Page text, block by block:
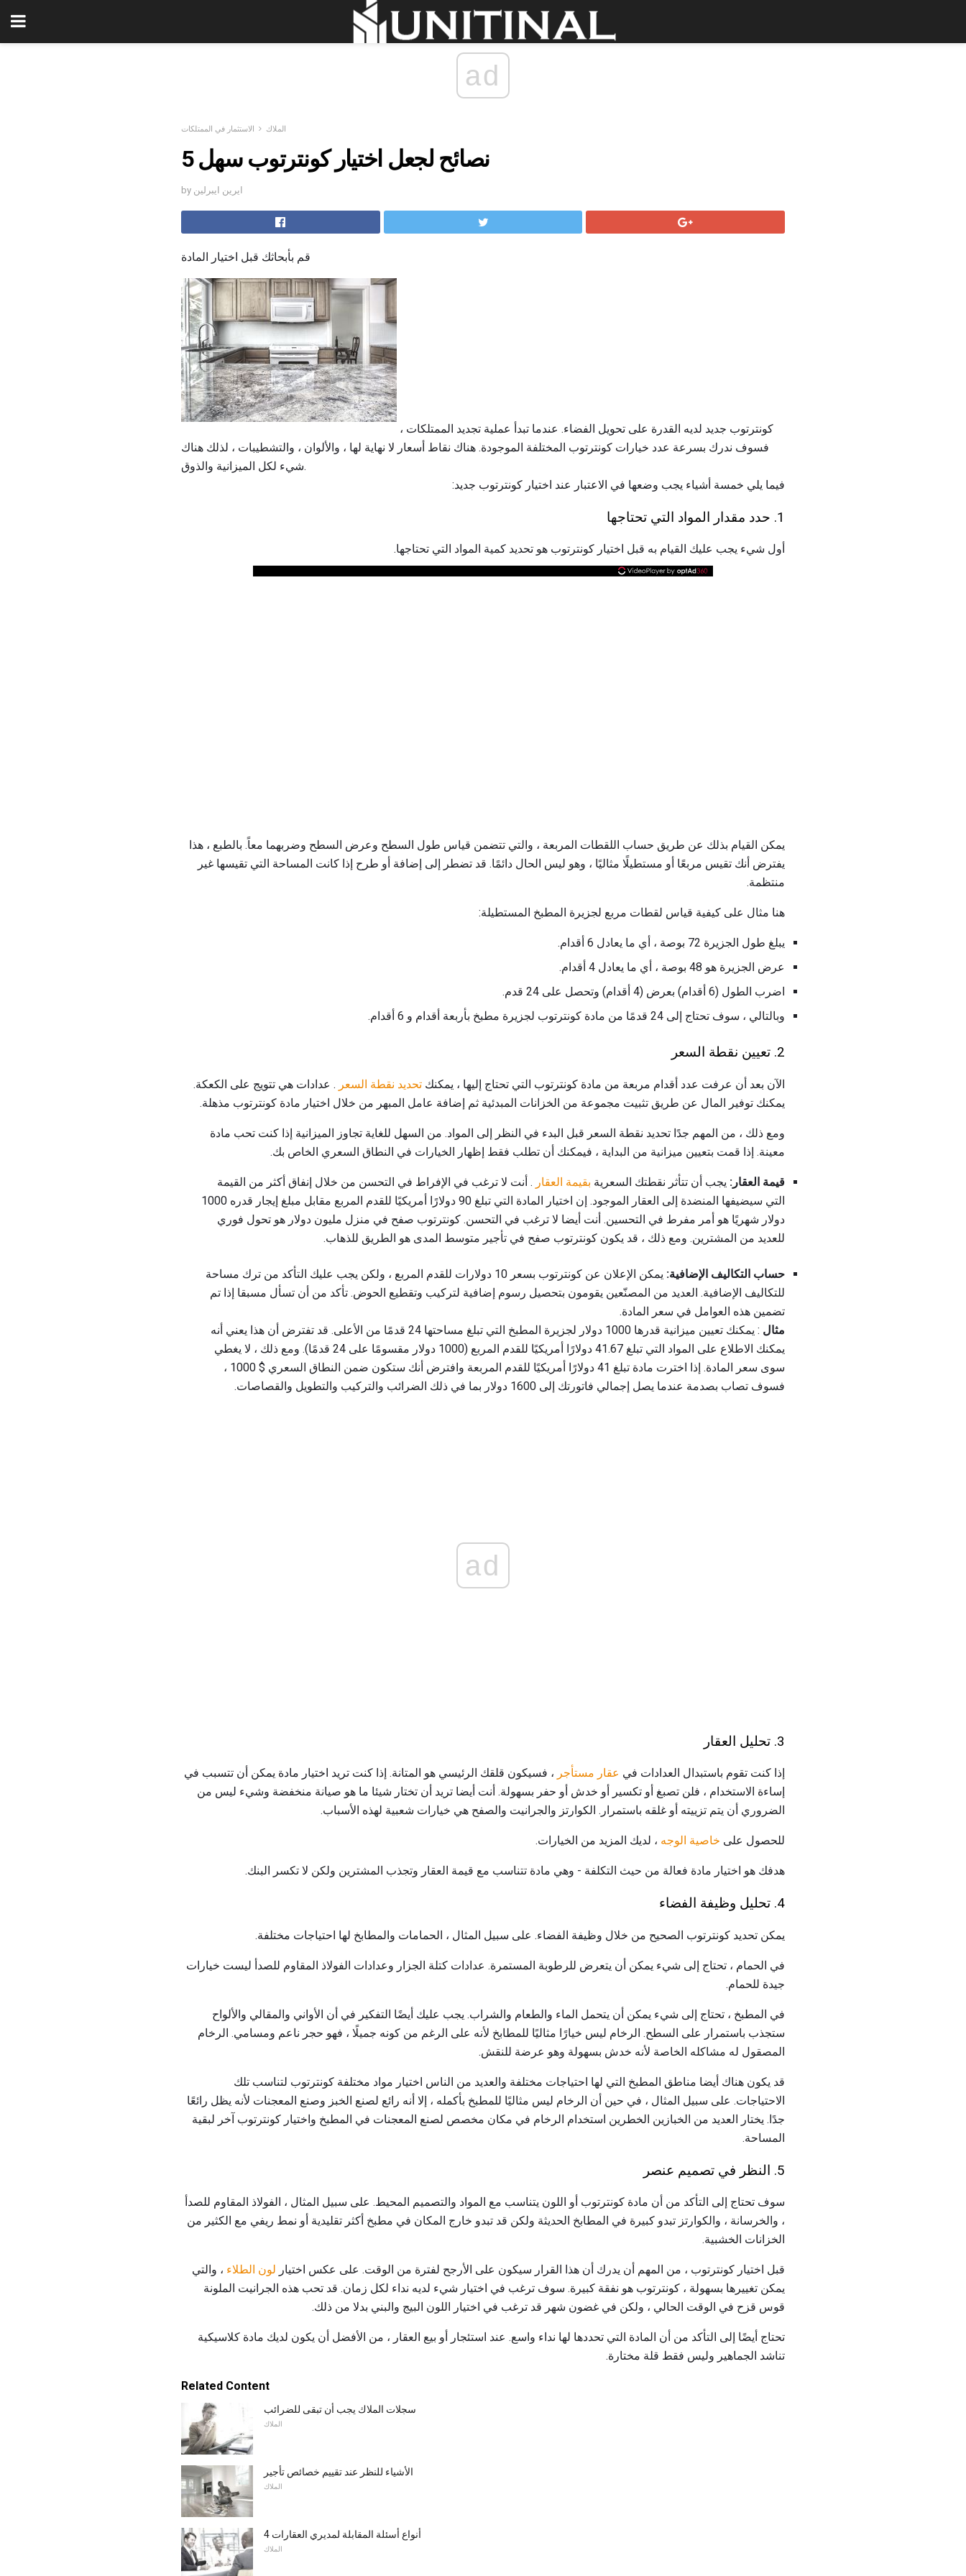
ad
الملاك الاستثمار في الممتلكات
5 نصائح لجعل اختيار كونترتوب سهل
by ايرين ايبرلين
قم بأبحاثك قبل اختيار المادة
فسوف ندرك بسرعة عدد خيارات كونترتوب المختلفة الموجودة. هناك نقاط أسعار لا نهاية لها ، والألوان ، والتشطيبات ، لذلك هناك
شيء لكل الميزانية والذوق.
فيما يلي خمسة أشياء يجب وضعها في الاعتبار عند اختيار كونترتوب جديد:
1. حدد مقدار المواد التي تحتاجها
أول شيء يجب عليك القيام به قبل اختيار كونترتوب هو تحديد كمية المواد التي تحتاجها.
يمكن القيام بذلك عن طريق حساب اللقطات المربعة ، والتي تتضمن قياس طول السطح وعرض السطح وضربهما معاً. بالطبع ، هذا
يفترض أنك تقيس مربعًا أو مستطيلًا مثاليًا ، وهو ليس الحال دائمًا. قد تضطر إلى إضافة أو طرح إذا كانت المساحة التي تقيسها غير
منتظمة.
هنا مثال على كيفية قياس لقطات مربع لجزيرة المطبخ المستطيلة:
يبلغ طول الجزيرة 72 بوصة ، أي ما يعادل 6 أقدام.
عرض الجزيرة هو 48 بوصة ، أي ما يعادل 4 أقدام.
اضرب الطول (6 أقدام) بعرض (4 أقدام) وتحصل على 24 قدم.
وبالتالي ، سوف تحتاج إلى 24 قدمًا من مادة كونترتوب لجزيرة مطبخ بأربعة أقدام و 6 أقدام.
2. تعيين نقطة السعر
الآن بعد أن عرفت عدد أقدام مربعة من مادة كونترتوب التي تحتاج إليها ، يمكنك تحديد نقطة السعر . عدادات هي تتويج على الكعكة.
يمكنك توفير المال عن طريق تثبيت مجموعة من الخزانات المبدئية ثم إضافة عامل المبهر من خلال اختيار مادة كونترتوب مذهلة.
ومع ذلك ، من المهم جدًا تحديد نقطة السعر قبل البدء في النظر إلى المواد. من السهل للغاية تجاوز الميزانية إذا كنت تحب مادة
معينة. إذا قمت بتعيين ميزانية من البداية ، فيمكنك أن تطلب فقط إظهار الخيارات في النطاق السعري الخاص بك.
قيمة العقار: يجب أن تتأثر نقطتك السعرية بقيمة العقار . أنت لا ترغب في الإفراط في التحسن من خلال إنفاق أكثر من القيمة
التي سيضيفها المنضدة إلى العقار الموجود. إن اختيار المادة التي تبلغ 90 دولارًا أمريكيًا للقدم المربع مقابل مبلغ إيجار قدره 1000
دولار شهريًا هو أمر مفرط في التحسين. أنت أيضا لا ترغب في التحسن. كونترتوب صفح في منزل مليون دولار هو تحول فوري
للعديد من المشترين. ومع ذلك ، قد يكون كونترتوب صفح في تأجير متوسط ​​المدى هو الطريق للذهاب.
حساب التكاليف الإضافية:
يمكن الإعلان عن كونترتوب بسعر 10 دولارات للقدم المربع ، ولكن يجب عليك التأكد من ترك مساحة
للتكاليف الإضافية. العديد من المصنّعين يقومون بتحصيل رسوم إضافية لتركيب وتقطيع الحوض. تأكد من أن تسأل مسبقا إذا تم
تضمين هذه العوامل في سعر المادة.
مثال
: يمكنك تعيين ميزانية قدرها 1000 دولار لجزيرة المطبخ التي تبلغ مساحتها 24 قدمًا من الأعلى. قد تفترض أن هذا يعني أنه
يمكنك الاطلاع على المواد التي تبلغ 41.67 دولارًا أمريكيًا للقدم المربع (1000 دولار مقسومًا على 24 قدمًا). ومع ذلك ، لا يغطي
سوى سعر المادة. إذا اخترت مادة تبلغ 41 دولارًا أمريكيًا للقدم المربعة وافترض أنك ستكون ضمن النطاق السعري $ 1000 ،
فسوف تصاب بصدمة عندما يصل إجمالي فاتورتك إلى 1600 دولار بما في ذلك الضرائب والتركيب والتطويل والقصاصات.
ad
3. تحليل العقار
إذا كنت تقوم باستبدال العدادات في عقار مستأجر ، فسيكون قلقك الرئيسي هو المتانة. إذا كنت تريد اختيار مادة يمكن أن تتسبب في
إساءة الاستخدام ، فلن تصبغ أو تكسير أو خدش أو حفر بسهولة. أنت أيضا تريد أن تختار شيئا ما هو صيانة منخفضة وشيء ليس من
الضروري أن يتم تزييته أو غلقه باستمرار. الكوارتز والجرانيت والصفح هي خيارات شعبية لهذه الأسباب.
للحصول على خاصية الوجه ، لديك المزيد من الخيارات.
هدفك هو اختيار مادة فعالة من حيث التكلفة - وهي مادة تتناسب مع قيمة العقار وتجذب المشترين ولكن لا تكسر البنك.
4. تحليل وظيفة الفضاء
يمكن تحديد كونترتوب الصحيح من خلال وظيفة الفضاء. على سبيل المثال ، الحمامات والمطابخ لها احتياجات مختلفة.
في الحمام ، تحتاج إلى شيء يمكن أن يتعرض للرطوبة المستمرة. عدادات كتلة الجزار وعدادات الفولاذ المقاوم للصدأ ليست خيارات
جيدة للحمام.
في المطبخ ، تحتاج إلى شيء يمكن أن يتحمل الماء والطعام والشراب. يجب عليك أيضًا التفكير في أن الأواني والمقالي والألواح
ستجذب باستمرار على السطح. الرخام ليس خيارًا مثاليًا للمطابخ لأنه على الرغم من كونه جميلًا ، فهو حجر ناعم ومسامي. الرخام
المصقول له مشاكله الخاصة لأنه خدش بسهولة وهو عرضة للنقش.
قد يكون هناك أيضا مناطق المطبخ التي لها احتياجات مختلفة والعديد من الناس اختيار مواد مختلفة كونترتوب لتناسب تلك
الاحتياجات. على سبيل المثال ، في حين أن الرخام ليس مثاليًا للمطبخ بأكمله ، إلا أنه رائع لصنع الخبز وصنع المعجنات لأنه يظل رائعًا
جدًا. يختار العديد من الخبازين الخطرين استخدام الرخام في مكان مخصص لصنع المعجنات في المطبخ واختيار كونترتوب آخر لبقية
المساحة.
5. النظر في تصميم عنصر
سوف تحتاج إلى التأكد من أن مادة كونترتوب أو اللون يتناسب مع المواد والتصميم المحيط. على سبيل المثال ، الفولاذ المقاوم للصدأ
، والخرسانة ، والكوارتز تبدو كبيرة في المطابخ الحديثة ولكن قد تبدو خارج المكان في مطبخ أكثر تقليدية أو نمط ريفي مع الكثير من
الخزانات الخشبية.
قبل اختيار كونترتوب ، من المهم أن يدرك أن هذا القرار سيكون على الأرجح لفترة من الوقت. على عكس اختيار لون الطلاء ، والتي
يمكن تغييرها بسهولة ، كونترتوب هو نفقة كبيرة. سوف ترغب في اختيار شيء لديه نداء لكل زمان. قد تحب هذه الجرانيت الملونة
قوس قزح في الوقت الحالي ، ولكن في غضون شهر قد ترغب في اختيار اللون البيج والبني بدلا من ذلك.
تحتاج أيضًا إلى التأكد من أن المادة التي تحددها لها نداء واسع. عند استئجار أو بيع العقار ، من الأفضل أن يكون لديك مادة كلاسيكية
تناشد الجماهير وليس فقط قلة مختارة.
Related Content
سجلات الملاك يجب أن تبقى للضرائب
الملاك
الأشياء للنظر عند تقييم خصائص تأجير
الملاك
4 أنواع أسئلة المقابلة لمديري العقارات
الملاك